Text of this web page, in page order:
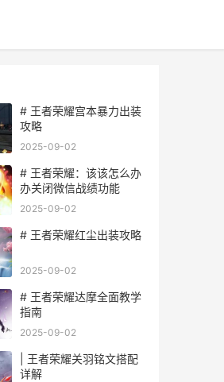
# 王者荣耀宫本暴力出装
攻略
2025-09-02
# 王者荣耀：该该怎么办
办关闭微信战绩功能
2025-09-02
# 王者荣耀红尘出装攻略
2025-09-02
# 王者荣耀达摩全面教学
指南
2025-09-02
| 王者荣耀关羽铭文搭配
详解